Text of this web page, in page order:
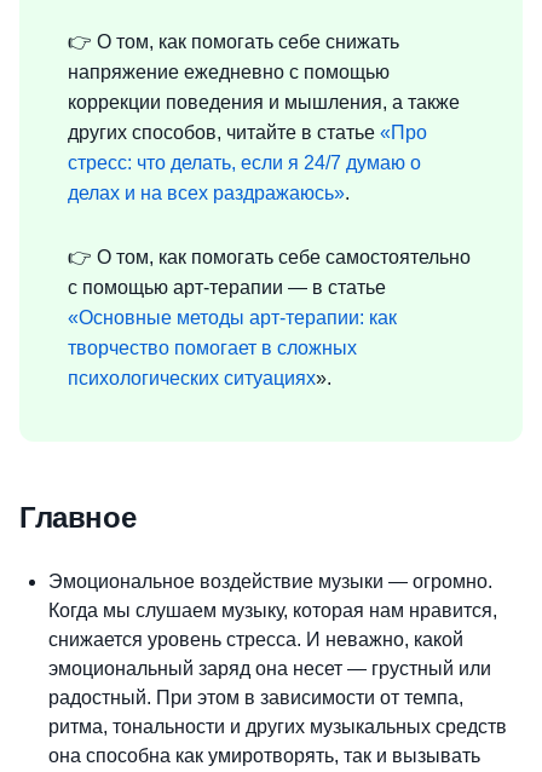
👉 О том, как помогать себе снижать
напряжение ежедневно с помощью
коррекции поведения и мышления, а также
других способов, читайте в статье «Про
стресс: что делать, если я 24/7 думаю о
делах и на всех раздражаюсь».
👉 О том, как помогать себе самостоятельно
с помощью арт-терапии — в статье
«Основные методы арт-терапии: как
творчество помогает в сложных
психологических ситуациях».
Главное
Эмоциональное воздействие музыки — огромно.
Когда мы слушаем музыку, которая нам нравится,
снижается уровень стресса. И неважно, какой
эмоциональный заряд она несет — грустный или
радостный. При этом в зависимости от темпа,
ритма, тональности и других музыкальных средств
она способна как умиротворять, так и вызывать